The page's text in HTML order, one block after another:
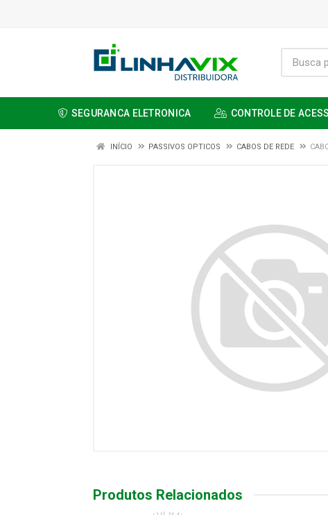
SEGURANCA ELETRONICA CONTROLE DE
INÍCIO PASSIVOS OPTICOS CABOS DE REDE
Produtos Relacionados